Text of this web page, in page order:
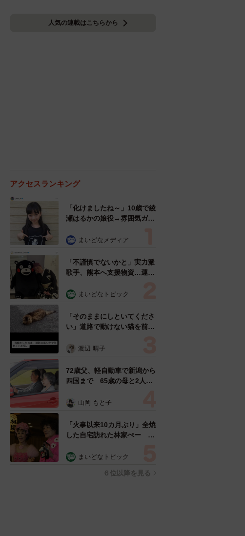
人気の連載はこちらから
アクセスランキング
「化けましたね～」10歳で綾
瀬はるかの娘役→雰囲気ガラ
雰囲気が」「宝塚に入れそ
まいどなメディア
「不謹慎でないかと」実力派
歌手、熊本へ支援物資…運搬
めらい 「痛いほど伝わる」
まいどなトピック
「そのままにしといてくださ
い」道路で動けない猫を前に
ようとした4日間 「命の重
表の訴え
渡辺 晴子
72歳父、軽自動車で新潟から
四国まで 65歳の母と2人で
憩まで分刻み… 「大学生で
山岡 もと子
「火事以来10カ月ぶり」全焼
した自宅訪れた林家ぺー 内
ン状態の部屋に呆然
まいどなトピック
６位以降を見る